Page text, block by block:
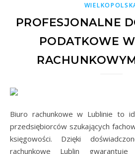
PROFESJONALNE
PODATKOWE
Biuro rachunkowe w Lublinie to
przedsiębiorców szukających
księgowości. Dzięki
rachunkowe Lublin